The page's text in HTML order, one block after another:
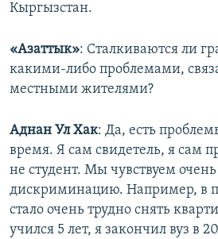
Кыргызстан.
«Азаттык»: Сталкиваются ли
какими-либо проблемами,
местными жителями?
Аднан Ул Хак: Да, есть
время. Я сам свидетель, я сам
не студент. Мы чувствуем
дискриминацию. Например, в
стало очень трудно снять
учился 5 лет, я закончил вуз в